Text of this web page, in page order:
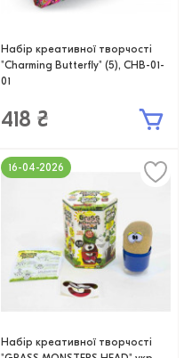
Набір креативної творчості
"Charming Butterfly" (5), CHB-01-
01
418 ₴
Набір креативної творчості
16-04-2026